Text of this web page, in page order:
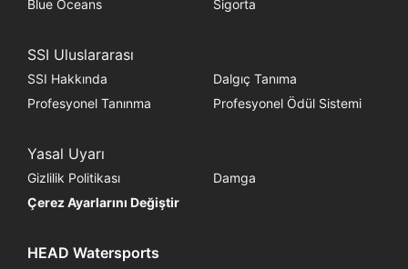
Blue Oceans
Sigorta
SSI Uluslararası
SSI Hakkında
Dalgıç Tanıma
Profesyonel Tanınma
Profesyonel Ödül Sistemi
Yasal Uyarı
Gizlilik Politikası
Damga
Çerez Ayarlarını Değiştir
HEAD Watersports